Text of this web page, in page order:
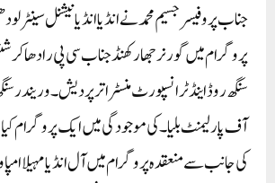
جناب پروفیسر جسیم محمد نے انڈیا انڈیا نیشنل سینٹر
پروگرام میں گورنر جھار کھنڈ جناب سی پی رادھا
سنگھ روڈ اینڈ ٹرانسپورٹ منسٹر اتر پردیش۔
آف پارلیمنٹ بلیا۔ کی موجودگی میں ایک پروگرام
کی جانب سے منعقدہ پروگرام میں آل انڈیا مہیلا